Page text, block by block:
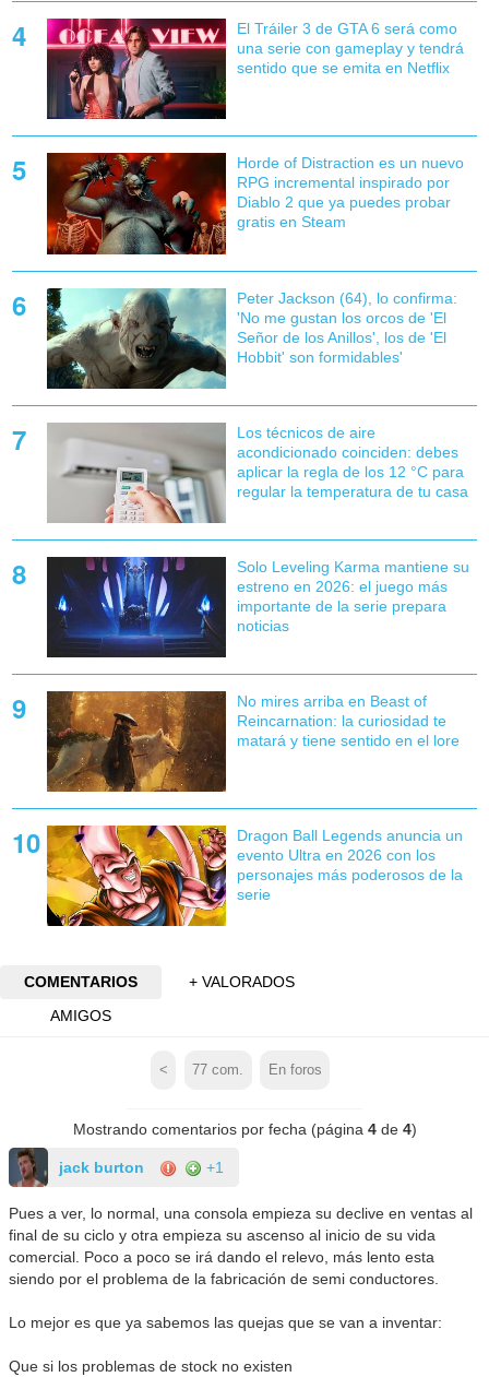
El Tráiler 3 de GTA 6 será como
una serie con gameplay y tendrá
sentido que se emita en Netflix
Horde of Distraction es un nuevo
RPG incremental inspirado por
Diablo 2 que ya puedes probar
gratis en Steam
Peter Jackson (64), lo confirma:
'No me gustan los orcos de 'El
Señor de los Anillos', los de 'El
Hobbit' son formidables'
Los técnicos de aire
acondicionado coinciden: debes
aplicar la regla de los 12 °C para
regular la temperatura de tu casa
Solo Leveling Karma mantiene su
estreno en 2026: el juego más
importante de la serie prepara
noticias
No mires arriba en Beast of
Reincarnation: la curiosidad te
matará y tiene sentido en el lore
Dragon Ball Legends anuncia un
evento Ultra en 2026 con los
personajes más poderosos de la
serie
COMENTARIOS
+ VALORADOS
AMIGOS
< 77 com. En foros
Mostrando comentarios por fecha (página 4de 4)
jack burton +1
Pues a ver, lo normal, una consola empieza su declive en ventas al
final de su ciclo y otra empieza su ascenso al inicio de su vida
comercial. Poco a poco se irá dando el relevo, más lento esta
siendo por el problema de la fabricación de semi conductores.
Lo mejor es que ya sabemos las quejas que se van a inventar:
Que si los problemas de stock no existen